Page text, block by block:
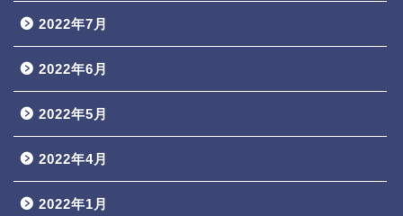
2022年7月
2022年6月
2022年5月
2022年4月
2022年1月